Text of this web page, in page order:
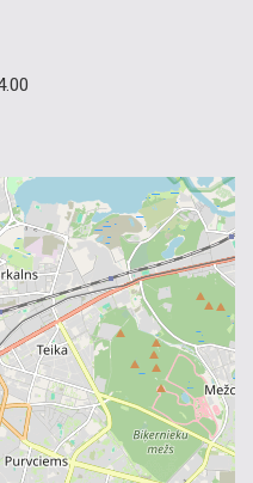
dokumentu
tulkošana, ekspress
dokumentu
valodu kursi